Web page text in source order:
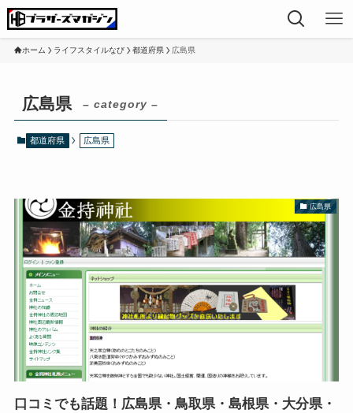
ホーム ライフスタイルなび 都道府県 広島県
広島県 – category –
都道府県 広島県
広島県
口コミでも話題！広島県・鳥取県・島根県・大分県・